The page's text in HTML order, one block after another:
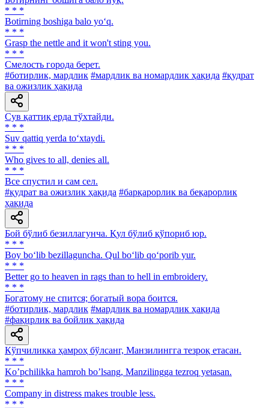
* * *
Botirning boshiga balo yo‘q.
* * *
Grasp the nettle and it won't sting you.
* * *
Смелость города берет.
#ботирлик, мардлик #мардлик ва номардлик ҳақида #қудрат
ва ожизлик ҳақида
Сув қаттиқ ерда тўхтайди.
* * *
Suv qattiq yerda to‘xtaydi.
* * *
Who gives to all, denies all.
* * *
Все спустил и сам сел.
#қудрат ва ожизлик ҳақида #барқарорлик ва беқарорлик
ҳақида
Бой бўлиб безиллагунча. Қул бўлиб қўпориб юр.
* * *
Boy bo‘lib bezillaguncha. Qul bo‘lib qo‘porib yur.
* * *
Better go to heaven in rags than to hell in embroidery.
* * *
Богатому не спится; богатый вора боится.
#ботирлик, мардлик #мардлик ва номардлик ҳақида
#фақирлик ва бойлик ҳақида
Кўпчиликка ҳамроҳ бўлсанг, Манзилингга тезроқ етасан.
* * *
Koʼpchilikka hamroh boʼlsang, Manzilingga tezroq yetasan.
* * *
Company in distress makes trouble less.
* * *